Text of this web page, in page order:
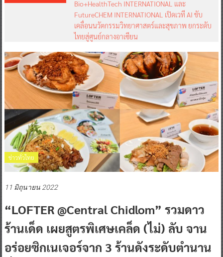
Bio+HealthTech INTERNATIONAL และ
FutureCHEM INTERNATIONAL เปิดเวที AI ขับ
เคลื่อนนวัตกรรมวิทยาศาสตร์และสุขภาพ ยกระดับ
ไทยสู่ศูนย์กลางอาเซียน
ข่าวทั่วไทย
11 มิถุนายน 2022
“LOFTER @Central Chidlom” รวมดาว
ร้านเด็ด เผยสูตรพิเศษเคล็ด (ไม่) ลับ จาน
อร่อยซิกเนเจอร์จาก 3 ร้านดังระดับตำนาน